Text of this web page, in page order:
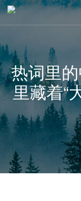
热词里
里藏着“